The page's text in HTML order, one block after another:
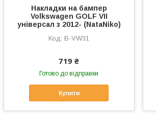
Накладки на бампер
Volkswagen GOLF VII
універсал з 2012- (NataNiko)
B-VW31
719 ₴
Готово до відправки
Купити